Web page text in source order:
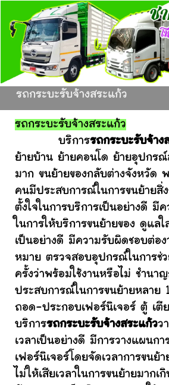
รถกระบะรับจ้างสระแก้ว
รถกระบะรับจ้างสระแก้ว
บริการรถกระบะรับจ้าง
ย้ายบ้าน ย้ายคอนโด ย้ายอุปกร
มาก ขนย้ายของกลับต่างจังหวัด
คนมีประสบการณ์ในการขนย้ายสิ่
ตั้งใจในการบริการเป็นอย่างดี มี
ในการให้บริการขนย้ายของ ดูแล
เป็นอย่างดี มีความรับผิดชอบต่อ
หมาย ตรวจสอบอุปกรณ์ในการช่
ครั้งว่าพร้อมใช้งานหรือไม่ ชำนา
ประสบการณ์ในการขนย้ายหลาย
ถอด-ประกอบเฟอร์นิเจอร์ ตู้ เตี
บริการรถกระบะรับจ้างสระแก้วว
เวลาเป็นอย่างดี มีการวางแผนกา
เฟอร์นิเจอร์โดยจัดเวลาการขนย้
ไม่ให้เสียเวลาในการขนย้ายมาก